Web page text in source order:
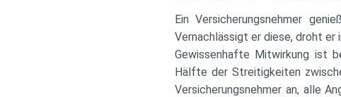
Ein Versicherungsnehmer
Vernachlässigt er diese, droht er
Gewissenhafte Mitwirkung ist
Hälfte der Streitigkeiten
Versicherungsnehmer an, alle